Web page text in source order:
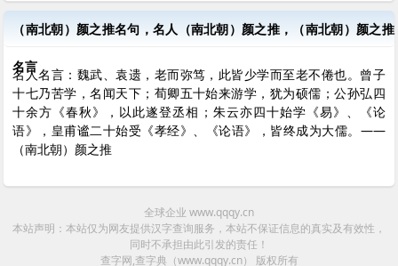
（南北朝）颜之推名句，名人（南北朝）颜之推，（南北朝）颜之推
名言
名人名言：魏武、袁遗，老而弥笃，此皆少学而至老不倦也。曾子
十七乃苦学，名闻天下；荀卿五十始来游学，犹为硕儒；公孙弘四
十余方《春秋》，以此遂登丞相；朱云亦四十始学《易》、《论
语》，皇甫谧二十始受《孝经》、《论语》，皆终成为大儒。——
（南北朝）颜之推
全球企业 www.qqqy.cn
本站声明：本站仅为网友提供汉字查询服务，本站不保证信息的真实及有效性，
同时不承担由此引发的责任！
查字网,查字典（www.qqqy.cn）
版权所有